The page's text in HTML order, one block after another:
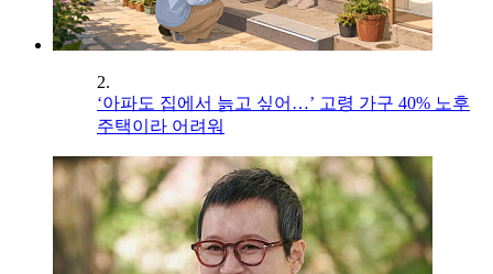
2.
‘아파도 집에서 늙고 싶어…’ 고령 가구 40% 노후
주택이라 어려워